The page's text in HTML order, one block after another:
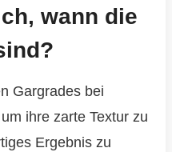
wann die
Gargrades bei
ihre zarte Textur zu
Ergebnis zu